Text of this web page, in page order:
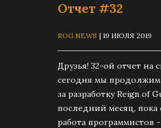
Отчет #32
ROG NEWS | 19 ИЮЛЯ 2019
Друзья! 32-ой отчет на
сегодня мы продолжим
за разработку Reign of
последний месяц, пока
работа программистов